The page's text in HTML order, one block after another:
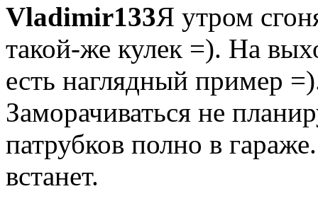
Vladimir133Я утром
такой-же кулек =). На
есть наглядный пример
Заморачиваться не
патрубков полно в
встанет.